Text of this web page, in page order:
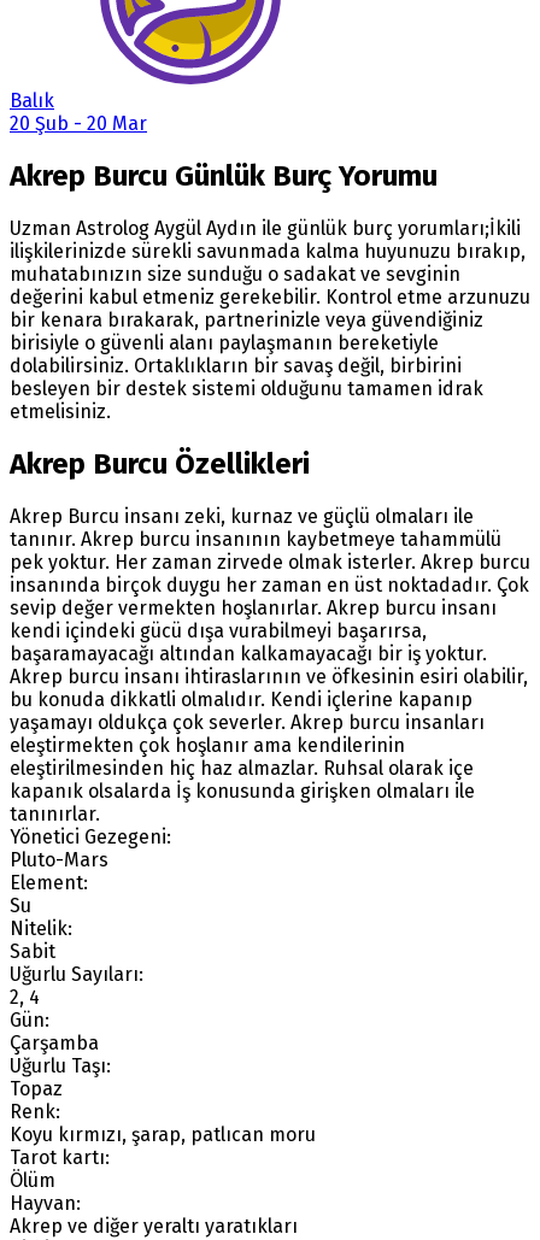
Balık
20 Şub - 20 Mar
Akrep Burcu Günlük Burç Yorumu
Uzman Astrolog Aygül Aydın ile günlük burç yorumları;İkili
ilişkilerinizde sürekli savunmada kalma huyunuzu bırakıp,
muhatabınızın size sunduğu o sadakat ve sevginin
değerini kabul etmeniz gerekebilir. Kontrol etme arzunuzu
bir kenara bırakarak, partnerinizle veya güvendiğiniz
birisiyle o güvenli alanı paylaşmanın bereketiyle
dolabilirsiniz. Ortaklıkların bir savaş değil, birbirini
besleyen bir destek sistemi olduğunu tamamen idrak
etmelisiniz.
Akrep Burcu Özellikleri
Akrep Burcu insanı zeki, kurnaz ve güçlü olmaları ile
tanınır. Akrep burcu insanının kaybetmeye tahammülü
pek yoktur. Her zaman zirvede olmak isterler. Akrep burcu
insanında birçok duygu her zaman en üst noktadadır. Çok
sevip değer vermekten hoşlanırlar. Akrep burcu insanı
kendi içindeki gücü dışa vurabilmeyi başarırsa,
başaramayacağı altından kalkamayacağı bir iş yoktur.
Akrep burcu insanı ihtiraslarının ve öfkesinin esiri olabilir,
bu konuda dikkatli olmalıdır. Kendi içlerine kapanıp
yaşamayı oldukça çok severler. Akrep burcu insanları
eleştirmekten çok hoşlanır ama kendilerinin
eleştirilmesinden hiç haz almazlar. Ruhsal olarak içe
kapanık olsalarda İş konusunda girişken olmaları ile
tanınırlar.
Yönetici Gezegeni:
Pluto-Mars
Element:
Su
Nitelik:
Sabit
Uğurlu Sayıları:
2, 4
Gün:
Çarşamba
Uğurlu Taşı:
Topaz
Renk:
Koyu kırmızı, şarap, patlıcan moru
Tarot kartı:
Ölüm
Hayvan:
Akrep ve diğer yeraltı yaratıkları